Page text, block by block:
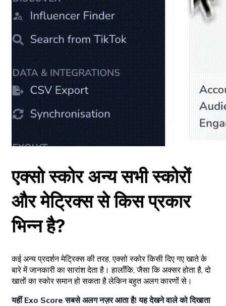
एक्सो स्कोर अन्य सभी स्कोरों
और मेट्रिक्स से किस प्रकार
भिन्न है?
कई अन्य प्रदर्शन मेट्रिक्स की तरह, एक्सो स्कोर किसी दिए गए खाते के
बारे में जानकारी का सारांश देता है। हालाँकि, जैसा कि अक्सर होता है, दो
खातों का स्कोर समान हो सकता है लेकिन बहुत अलग कारणों से।
यहीं Exo Score सबसे अलग नज़र आता है! यह देखने वाले को दिखाता